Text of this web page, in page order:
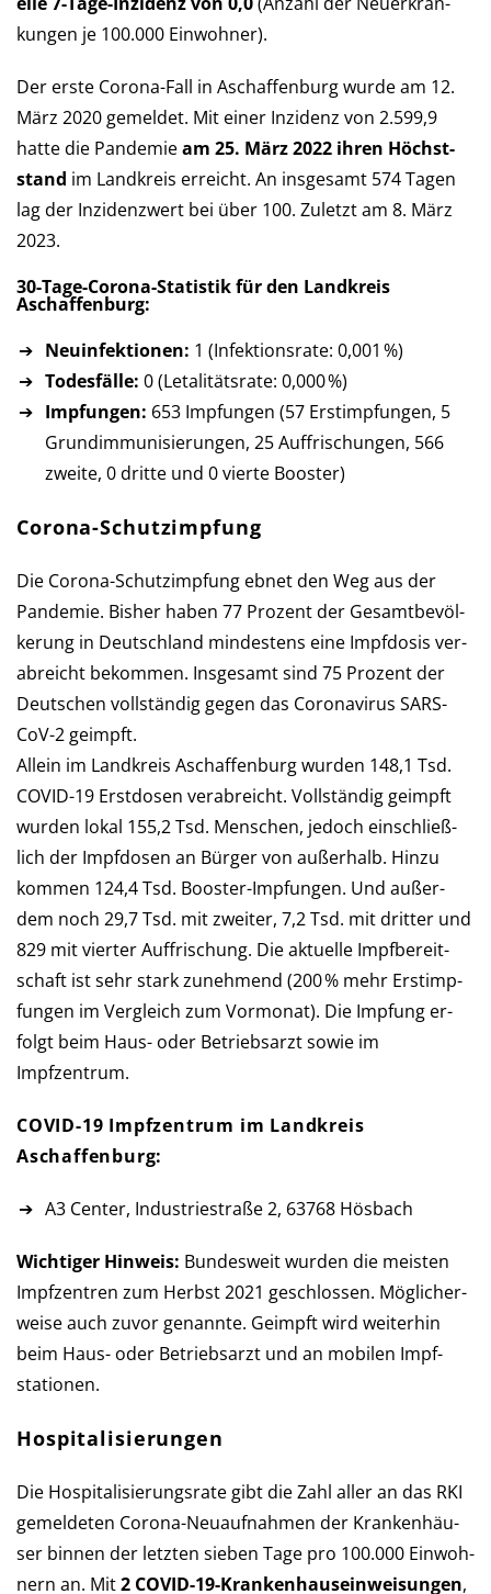
kun­gen je 100.000 Ein­wohner).
Der erste Corona-Fall in Aschaffenburg wurde am 12.
März 2020 ge­mel­det. Mit einer Inzi­denz von 2.599,9
hatte die Pan­de­mieam 25. März 2022 ihren Höchst­
stand im Landkreis er­reicht. An ins­ge­samt 574 Tagen
lag der Inzi­denz­wert bei über 100. Zu­letzt am 8. März
2023.
30-Tage-Corona-Statistik für den Landkreis
Aschaffenburg:
Neuinfektionen: 1 (Infektionsrate: 0,001 %)
Todesfälle: 0 (Letalitätsrate: 0,000 %)
Impfungen: 653 Impfungen (57 Erst­imp­fun­gen, 5
Grund­im­mu­ni­sie­run­gen, 25 Auf­fri­schun­gen, 566
zweite, 0 dritte und 0 vierte Booster)
Corona-Schutzimpfung
Die Corona-Schutzimpfung ebnet den Weg aus der
Pan­de­mie. Bis­her haben 77 Pro­zent der Ge­samt­be­völ­
ke­rung in Deutsch­land min­des­tens eine Impf­dosis ver­
ab­reicht be­kommen. Ins­ge­samt sind 75 Pro­zent der
Deutschen voll­stän­dig gegen das Corona­virus SARS-
CoV-2 geimpft.
Allein im Landkreis Aschaffenburg wur­den 148,1 Tsd.
COVID-19 Erst­dosen verabreicht. Voll­stän­dig ge­impft
wurden lokal 155,2 Tsd. Men­schen, je­doch ein­schließ­
lich der Impf­do­sen an Bür­ger von außerhalb. Hinzu
kommen 124,4 Tsd. Booster-Impfungen. Und außer­
dem noch 29,7 Tsd. mit zwei­ter, 7,2 Tsd. mit drit­ter und
829 mit vier­ter Auf­frischung. Die aktu­elle Impf­be­reit­
schaft ist sehr stark zunehmend (200 % mehr Erst­imp­
fun­gen im Ver­gleich zum Vor­mo­nat). Die Imp­fung er­
folgt beim Haus- oder Betriebs­arzt so­wie im
Impfzentrum.
COVID-19 Impfzentrum im Landkreis
Aschaffenburg:
A3 Center, Industriestraße 2, 63768 Hösbach
Wichtiger Hinweis: Bundesweit wurden die meisten
Impf­zen­tren zum Herbst 2021 ge­schlos­sen. Mög­licher­
weise auch zu­vor ge­nannte. Ge­impft wird weiter­hin
beim Haus- oder Betriebs­arzt und an mobilen Impf­
stationen.
Hospitalisierungen
Die Hospitalisierungsrate gibt die Zahl aller an das RKI
ge­mel­de­ten Corona-Neu­auf­nah­men der Kran­ken­häu­
ser bin­nen der letz­ten sie­ben Tage pro 100.000 Ein­woh­
nern an. Mit2 COVID-19-Kranken­haus­ein­weisun­gen,